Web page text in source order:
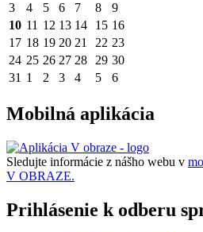
3
4 5 6 7 8
9
10 11 12 13 14 15 16
17 18 19 20 21 22 23
24 25 26 27 28 29 30
31 1 2 3 4 5 6
Mobilná aplikácia
Sledujte informácie z nášho webu v
V OBRAZE.
Prihlásenie k odberu